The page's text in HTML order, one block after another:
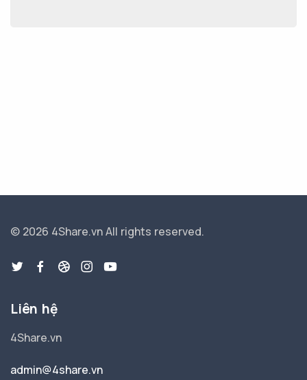
© 2026 4Share.vnAll rights reserved.
Liên hệ
4Share.vn
admin@4share.vn